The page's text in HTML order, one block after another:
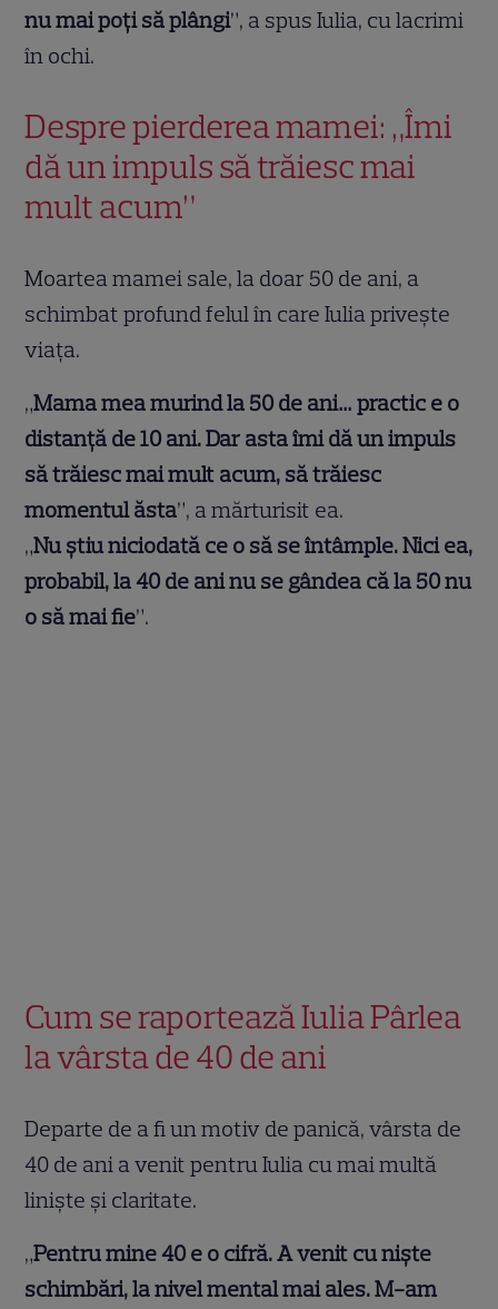
nu mai poți să plângi”, a spus Iulia, cu lacrimi
în ochi.
Despre pierderea mamei: „Îmi
dă un impuls să trăiesc mai
mult acum”
Moartea mamei sale, la doar 50 de ani, a
schimbat profund felul în care Iulia privește
viața.
„Mama mea murind la 50 de ani… practic e o
distanță de 10 ani. Dar asta îmi dă un impuls
să trăiesc mai mult acum, să trăiesc
momentul ăsta”, a mărturisit ea.
„Nu știu niciodată ce o să se întâmple. Nici ea,
probabil, la 40 de ani nu se gândea că la 50 nu
o să mai fie”.
Cum se raportează Iulia Pârlea
la vârsta de 40 de ani
Departe de a fi un motiv de panică, vârsta de
40 de ani a venit pentru Iulia cu mai multă
liniște și claritate.
„Pentru mine 40 e o cifră. A venit cu niște
schimbări, la nivel mental mai ales. M-am